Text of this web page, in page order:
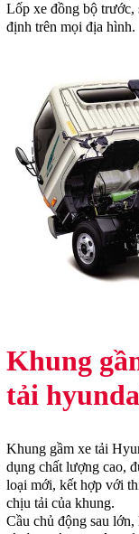
Lốp xe đồng bộ trước,
định trên mọi địa hình.
Khung
tải
Khung gầm xe tải
dụng chất lượng cao,
loại mới, kết hợp với
chịu tải của khung.
Cầu chủ động sau